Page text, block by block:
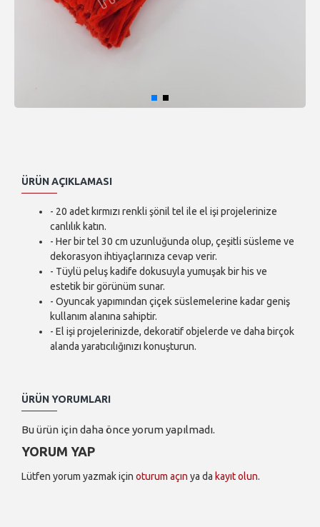
ÜRÜN AÇIKLAMASI
- 20 adet kırmızı renkli şönil tel ile el işi projelerinize
canlılık katın.
- Her bir tel 30 cm uzunluğunda olup, çeşitli süsleme ve
dekorasyon ihtiyaçlarınıza cevap verir.
- Tüylü peluş kadife dokusuyla yumuşak bir his ve
estetik bir görünüm sunar.
- Oyuncak yapımından çiçek süslemelerine kadar geniş
kullanım alanına sahiptir.
- El işi projelerinizde, dekoratif objelerde ve daha birçok
alanda yaratıcılığınızı konuşturun.
ÜRÜN YORUMLARI
Bu ürün için daha önce yorum yapılmadı.
YORUM YAP
Lütfen yorum yazmak için oturum açın ya da kayıt olun.